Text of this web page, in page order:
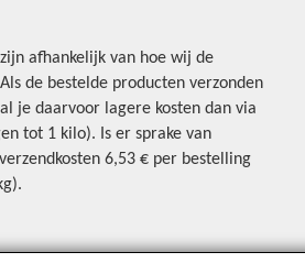
afhankelijk van hoe wij de
de bestelde producten verzonden
je daarvoor lagere kosten dan via
tot 1 kilo). Is er sprake van
6,53 € per bestelling